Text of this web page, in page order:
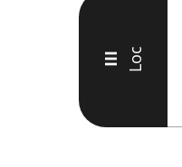
III Loc